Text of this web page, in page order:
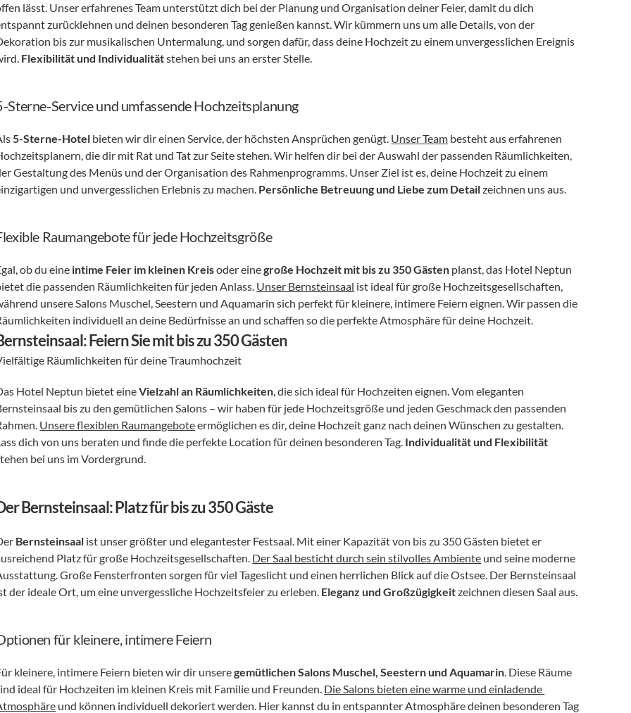
lässt. Unser erfahrenes Team unterstützt dich bei der Planung und Organisation deiner Feier, damit du dich
zurücklehnen und deinen besonderen Tag genießen kannst. Wir kümmern uns um alle Details, von der
bis zur musikalischen Untermalung, und sorgen dafür, dass deine Hochzeit zu einem unvergesslichen Ereignis
Flexibilität und Individualität stehen bei uns an erster Stelle.
Sterne-Service und umfassende Hochzeitsplanung
5-Sterne-Hotel bieten wir dir einen Service, der höchsten Ansprüchen genügt. Unser Team besteht aus erfahrenen
die dir mit Rat und Tat zur Seite stehen. Wir helfen dir bei der Auswahl der passenden Räumlichkeiten,
Gestaltung des Menüs und der Organisation des Rahmenprogramms. Unser Ziel ist es, deine Hochzeit zu einem
und unvergesslichen Erlebnis zu machen. Persönliche Betreuung und Liebe zum Detail zeichnen uns aus.
Raumangebote für jede Hochzeitsgröße
ob du eine intime Feier im kleinen Kreis oder eine große Hochzeit mit bis zu 350 Gästen planst, das Hotel Neptun
die passenden Räumlichkeiten für jeden Anlass. Unser Bernsteinsaal ist ideal für große Hochzeitsgesellschaften,
unsere Salons Muschel, Seestern und Aquamarin sich perfekt für kleinere, intimere Feiern eignen. Wir passen die
individuell an deine Bedürfnisse an und schaffen so die perfekte Atmosphäre für deine Hochzeit.
Feiern Sie mit bis zu 350 Gästen
Räumlichkeiten für deine Traumhochzeit
Hotel Neptun bietet eine Vielzahl an Räumlichkeiten, die sich ideal für Hochzeiten eignen. Vom eleganten
bis zu den gemütlichen Salons – wir haben für jede Hochzeitsgröße und jeden Geschmack den passenden
Unsere flexiblen Raumangebote ermöglichen es dir, deine Hochzeit ganz nach deinen Wünschen zu gestalten.
dich von uns beraten und finde die perfekte Location für deinen besonderen Tag. Individualität und Flexibilität
bei uns im Vordergrund.
Bernsteinsaal: Platz für bis zu 350 Gäste
Bernsteinsaal ist unser größter und elegantester Festsaal. Mit einer Kapazität von bis zu 350 Gästen bietet er
Platz für große Hochzeitsgesellschaften. Der Saal besticht durch sein stilvolles Ambiente und seine moderne
Große Fensterfronten sorgen für viel Tageslicht und einen herrlichen Blick auf die Ostsee. Der Bernsteinsaal
der ideale Ort, um eine unvergessliche Hochzeitsfeier zu erleben. Eleganz und Großzügigkeit zeichnen diesen Saal aus.
für kleinere, intimere Feiern
kleinere, intimere Feiern bieten wir dir unsere gemütlichen Salons Muschel, Seestern und Aquamarin. Diese Räume
ideal für Hochzeiten im kleinen Kreis mit Familie und Freunden. Die Salons bieten eine warme und einladende
und können individuell dekoriert werden. Hier kannst du in entspannter Atmosphäre deinen besonderen Tag